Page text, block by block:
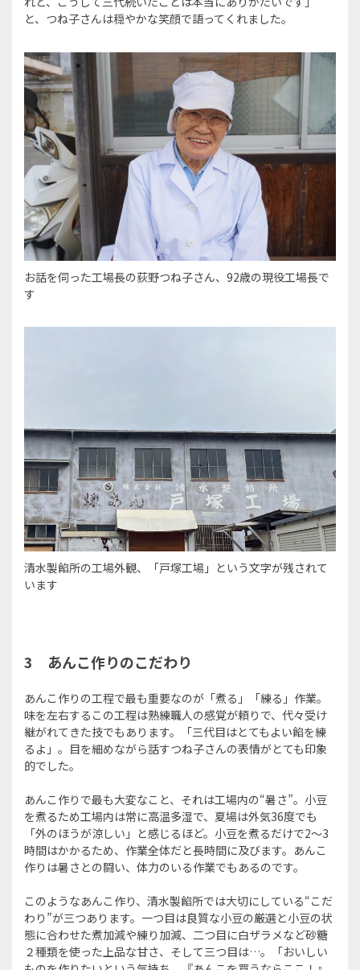
と、つね子さんは穏やかな笑顔で語ってくれました。
お話を伺った工場長の荻野つね子さん、92歳の現役工場長で
す
清水製餡所の工場外観、「戸塚工場」という文字が残されて
います
3 あんこ作りのこだわり
あんこ作りの工程で最も重要なのが「煮る」「練る」作業。
味を左右するこの工程は熟練職人の感覚が頼りで、代々受け
継がれてきた技でもあります。「三代目はとてもよい餡を練
るよ」。目を細めながら話すつね子さんの表情がとても印象
的でした。
あんこ作りで最も大変なこと、それは工場内の“暑さ”。小豆
を煮るため工場内は常に高温多湿で、夏場は外気36度でも
「外のほうが涼しい」と感じるほど。小豆を煮るだけで2～3
時間はかかるため、作業全体だと長時間に及びます。あんこ
作りは暑さとの闘い、体力のいる作業でもあるのです。
このようなあんこ作り、清水製餡所では大切にしている“こだ
わり”が三つあります。一つ目は良質な小豆の厳選と小豆の状
態に合わせた煮加減や練り加減、二つ目に白ザラメなど砂糖
２種類を使った上品な甘さ、そして三つ目は…。「おいしい